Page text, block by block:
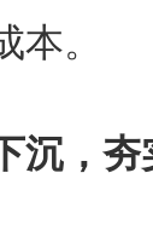
本。
沉，